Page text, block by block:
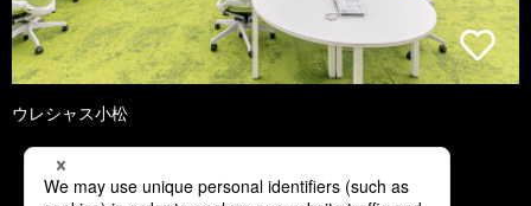
ウレシャス小松